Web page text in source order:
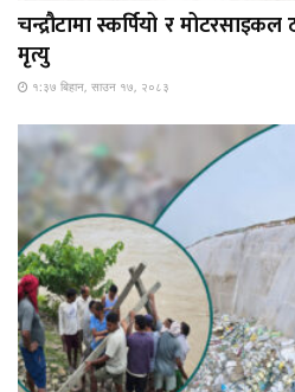
चन्द्रौटामा स्कर्पियो र
मृत्यु
१:३७ बिहान, साउन १७, २०८३